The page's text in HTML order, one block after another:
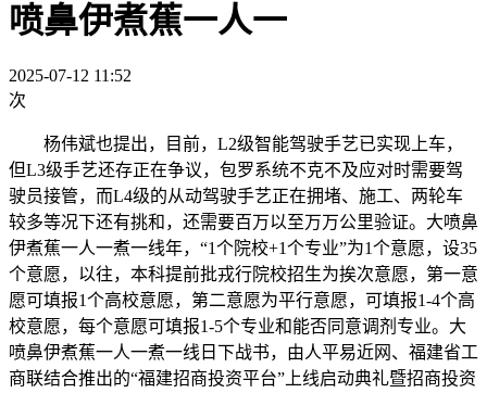
喷鼻伊煮蕉一人一
2025-07-12 11:52
次
杨伟斌也提出，目前，L2级智能驾驶手艺已实现上车，
但L3级手艺还存正在争议，包罗系统不克不及应对时需要驾
驶员接管，而L4级的从动驾驶手艺正在拥堵、施工、两轮车
较多等况下还有挑和，还需要百万以至万万公里验证。大喷鼻
伊煮蕉一人一煮一线年，“1个院校+1个专业”为1个意愿，设35
个意愿，以往，本科提前批戎行院校招生为挨次意愿，第一意
愿可填报1个高校意愿，第二意愿为平行意愿，可填报1-4个高
校意愿，每个意愿可填报1-5个专业和能否同意调剂专业。大
喷鼻伊煮蕉一人一煮一线日下战书，由人平易近网、福建省工
商联结合推出的“福建招商投资平台”上线启动典礼暨招商投资